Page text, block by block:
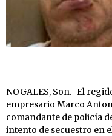
NOGALES, Son.- El
empresario Marco
comandante de policía
intento de secuestro en